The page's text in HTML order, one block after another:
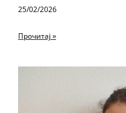
25/02/2026
Прочитај »